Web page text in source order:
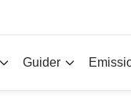
Guider